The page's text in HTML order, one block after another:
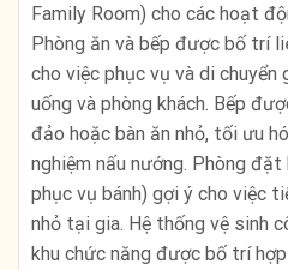
Family Room) cho các hoạt
Phòng ăn và bếp được bố trí
cho việc phục vụ và di chuyển
uống và phòng khách. Bếp
đảo hoặc bàn ăn nhỏ, tối ưu
nghiệm nấu nướng. Phòng đặt
phục vụ bánh) gợi ý cho việc
nhỏ tại gia. Hệ thống vệ sinh
khu chức năng được bố trí